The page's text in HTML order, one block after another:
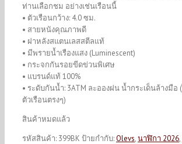
ท่านเลือกชม อย่างเช่นเรือนนี้
• ตัวเรือนกว้าง: 4.0 ซม.
• สายหนังคุณภาพดี
• ฝาหลังสแตนเลสสตีลแท้
• มีพรายน้ำเรืองแสง (Luminescent)
• กระจกกันรอยขีดข่วนพิเศษ
• แบรนด์แท้ 100%
• ระดับกันน้ำ: 3ATM ละอองฝน น้ำกระเด็นล้างมือ
ตัวเรือนตรงๆ)
สินค้าหมดแล้ว
รหัสสินค้า: 399BK ป้ายกำกับ:Olevs,นาฬิกา 2026,